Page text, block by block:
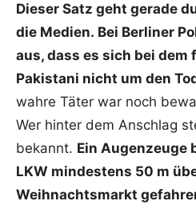
Dieser Satz geht gerade
die Medien. Bei Berliner
aus, dass es sich bei dem
Pakistani nicht um den
wahre Täter war noch
Wer hinter dem Anschlag
bekannt. Ein Augenzeuge
LKW mindestens 50 m
Weihnachtsmarkt